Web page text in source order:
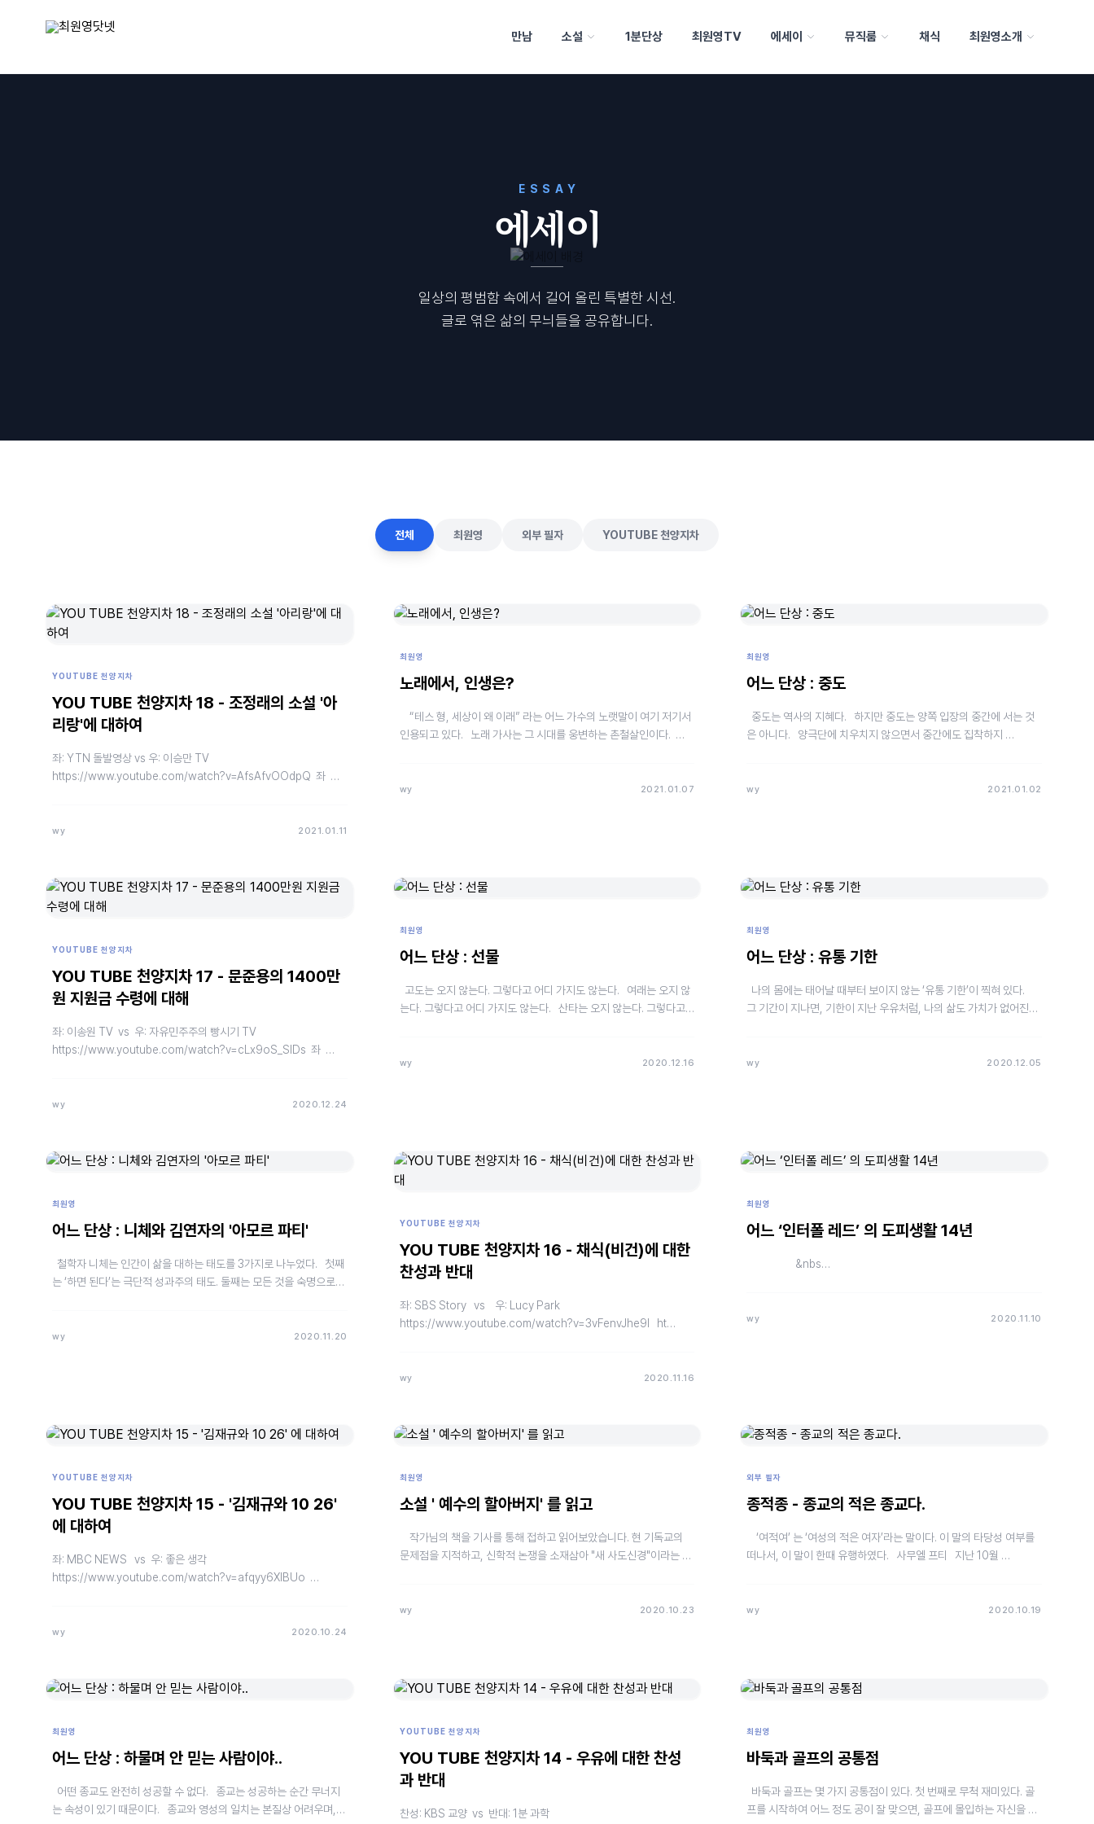
만남 소설 1분단상 최원영TV 에세이 뮤직룸 채식 최원영소개
ESSAY
에세이
일상의 평범함 속에서 길어 올린 특별한 시선.
글로 엮은 삶의 무늬들을 공유합니다.
전체 최원영 외부 필자 YOUTUBE 천양지차
YOUTUBE 천양지차
YOU TUBE 천양지차 18 - 조정래의 소설 '아
리랑'에 대하여
좌: YTN 돌발영상 vs 우: 이승만 TV
https://www.youtube.com/watch?v=AfsAfvOOdpQ 좌
wy 2021.01.11
최원영
노래에서, 인생은?
“테스 형, 세상이 왜 이래” 라는 어느 가수의 노랫말이 여기 저기서
인용되고 있다. 노래 가사는 그 시대를 웅변하는 촌철살인이다.
wy 2021.01.07
최원영
어느 단상 : 중도
은 아니다. 양극단에 치우치지 않으면서 중간에도 집착하지 …
wy 2021.01.02
YOUTUBE 천양지차
YOU TUBE 천양지차 17 - 문준용의 1400만
원 지원금 수령에 대해
좌: 이송원 TV vs 우: 자유민주주의 빵시기 TV
https://www.youtube.com/watch?v=cLx9oS_SlDs 좌
wy 2020.12.24
최원영
어느 단상 : 선물
고도는 오지 않는다. 그렇다고 어디 가지도 않는다. 여래는 오지 않
는다. 그렇다고 어디 가지도 않는다. 산타는 오지 않는다. 그렇다고
wy 2020.12.16
최원영
어느 단상 : 유통 기한
나의 몸에는 태어날 때부터 보이지 않는 ‘유통 기한’이 찍혀 있다.
그 기간이 지나면, 기한이 지난 우유처럼, 나의 삶도 가치가 없어진다.
wy 2020.12.05
최원영
어느 단상 : 니체와 김연자의 '아모르 파티'
철학자 니체는 인간이 삶을 대하는 태도를 3가지로 나누었다. 첫째
는 ‘하면 된다’는 극단적 성과주의 태도. 둘째는 모든 것을 숙명으로
wy 2020.11.20
YOUTUBE 천양지차
YOU TUBE 천양지차 16 - 채식(비건)에 대한
찬성과 반대
좌: SBS Story vs 우: Lucy Park
https://www.youtube.com/watch?v=3vFenvJhe9I ht…
wy 2020.11.16
최원영
어느 ‘인터폴 레드’ 의 도피생활 14년
&nbs…
wy 2020.11.10
YOUTUBE 천양지차
YOU TUBE 천양지차 15 - '김재규와 10 26'
에 대하여
좌: MBC NEWS vs 우: 좋은 생각
https://www.youtube.com/watch?v=afqyy6XlBUo
wy 2020.10.24
최원영
소설 ' 예수의 할아버지' 를 읽고
문제점을 지적하고, 신학적 논쟁을 소재삼아 "새 사도신경"이라는 대
wy 2020.10.23
외부 필자
종적종 - 종교의 적은 종교다.
‘여적여’ 는 ‘여성의 적은 여자’라는 말이다. 이 말의 타당성 여부를
떠나서, 이 말이 한때 유행하였다. 사무엘 프티 지난 10월 …
wy 2020.10.19
최원영
어느 단상 : 하물며 안 믿는 사람이야..
어떤 종교도 완전히 성공할 수 없다. 종교는 성공하는 순간 무너지
는 속성이 있기 때문이다. 종교와 영성의 일치는 본질상 어려우며,
YOUTUBE 천양지차
YOU TUBE 천양지차 14 - 우유에 대한 찬성
과 반대
찬성: KBS 교양 vs 반대: 1분 과학
최원영
바둑과 골프의 공통점
바둑과 골프는 몇 가지 공통점이 있다. 첫 번째로 무척 재미있다. 골
프를 시작하여 어느 정도 공이 잘 맞으면, 골프에 몰입하는 자신을 발